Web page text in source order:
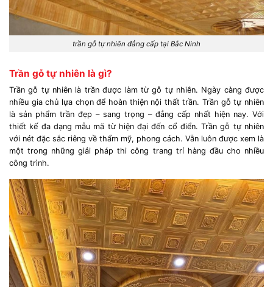
trần gỗ tự nhiên đẳng cấp tại Bắc Ninh
Trần gỗ tự nhiên là gì?
Trần gỗ tự nhiên là trần được làm từ gỗ tự nhiên. Ngày càng được
nhiều gia chủ lựa chọn để hoàn thiện nội thất trần. Trần gỗ tự nhiên
là sản phẩm trần đẹp – sang trọng – đẳng cấp nhất hiện nay. Với
thiết kế đa dạng mẫu mã từ hiện đại đến cổ điển. Trần gỗ tự nhiên
với nét đặc sắc riêng về thẩm mỹ, phong cách. Vẫn luôn được xem là
một trong những giải pháp thi công trang trí hàng đầu cho nhiều
công trình.